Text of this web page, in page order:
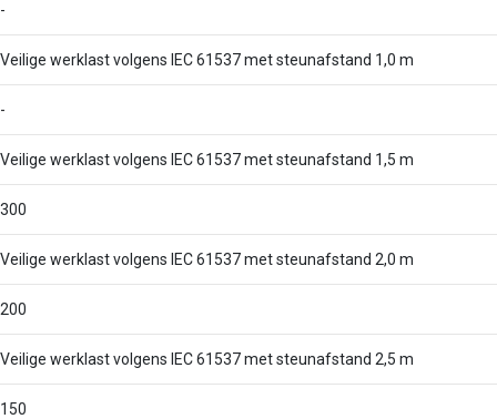
-
Veilige werklast volgens IEC 61537 met steunafstand 1,0 m
-
Veilige werklast volgens IEC 61537 met steunafstand 1,5 m
300
Veilige werklast volgens IEC 61537 met steunafstand 2,0 m
200
Veilige werklast volgens IEC 61537 met steunafstand 2,5 m
150